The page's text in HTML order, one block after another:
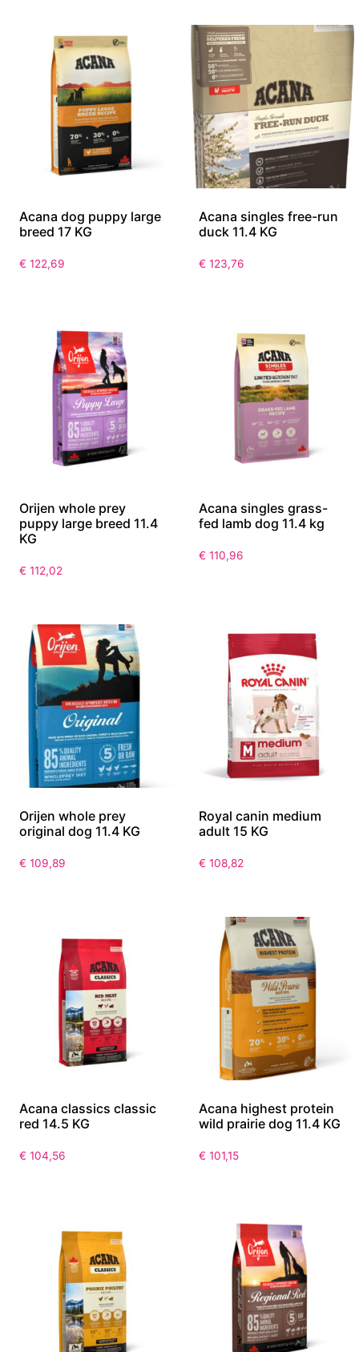
Acana dog puppy large
breed 17 KG
€ 122,69
Acana singles free-run
duck 11.4 KG
€ 123,76
Orijen whole prey
puppy large breed 11.4
KG
€ 112,02
Acana singles grass-
fed lamb dog 11.4 kg
€ 110,96
Orijen whole prey
original dog 11.4 KG
€ 109,89
Royal canin medium
adult 15 KG
€ 108,82
Acana classics classic
red 14.5 KG
€ 104,56
Acana highest protein
wild prairie dog 11.4 KG
€ 101,15